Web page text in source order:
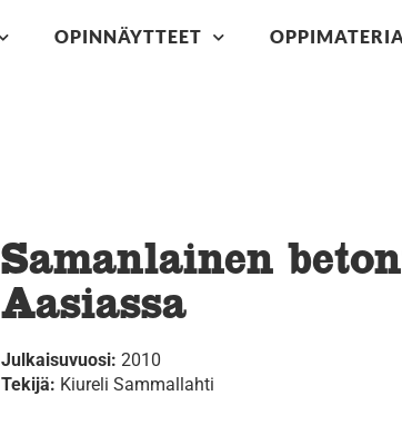
OPINNÄYTTEET
Samanlainen
Aasiassa
Julkaisuvuosi:2010
Tekijä: Kiureli Sammallahti